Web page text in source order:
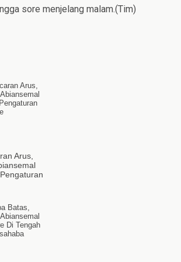
sore menjelang malam.(Tim)
Arus,